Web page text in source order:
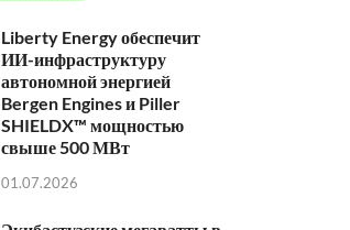
Liberty Energy обеспечит
ИИ-инфраструктуру
автономной энергией
Bergen Engines и Piller
SHIELDX™ мощностью
свыше 500 МВт
01.07.2026